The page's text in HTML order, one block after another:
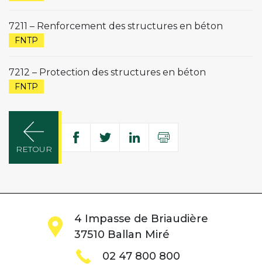
7211 – Renforcement des structures en béton
FNTP
7212 – Protection des structures en béton
FNTP
Partager
RETOUR
Partager
sur
Partager
sur
Partager
sur
Imprimer
4 Impasse de Briaudière
37510 Ballan Miré
02 47 800 800